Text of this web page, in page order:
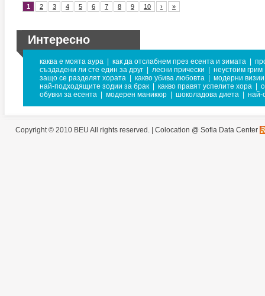
1 2 3 4 5 6 7 8 9 10 › »
Интересно
каква е моята аура как да отслабнем през есента и зимата
създадени ли сте един за друг
лесни прически
неустоим грим
защо се разделят хората
какво убива любовта
модерни
най-подходящите зодии за брак
какво правят успелите хора
обувки за есента
модерен маникюр шоколадова диета най-
Copyright © 2010 BEU All rights reserved. | Colocation @ Sofia Data Center